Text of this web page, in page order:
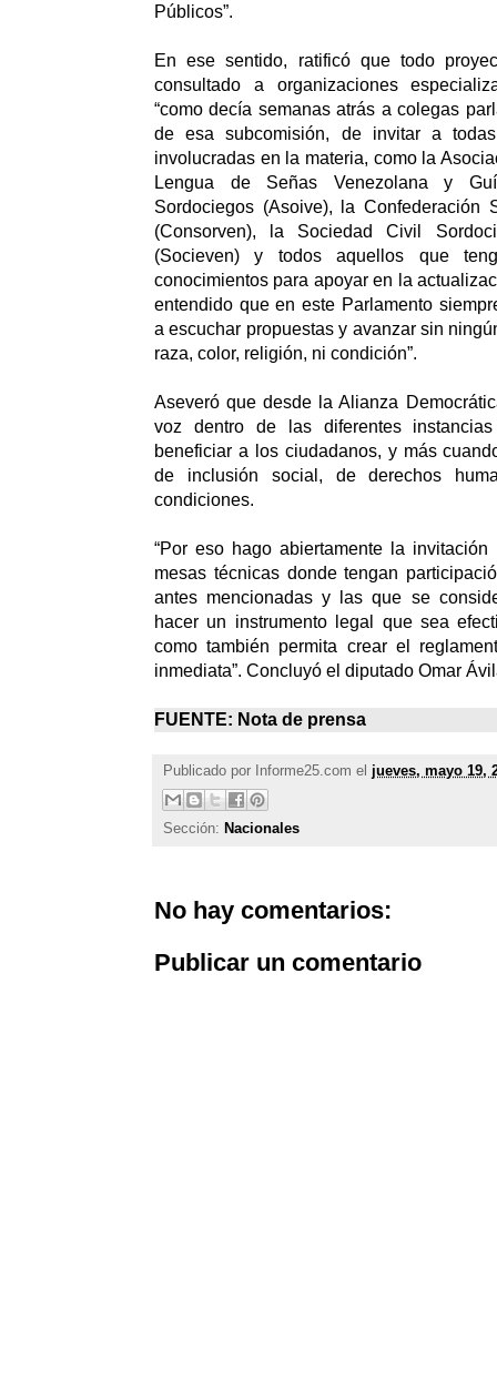
Públicos”.
En ese sentido, ratificó que todo
consultado a organizaciones
“como decía semanas atrás a colegas
de esa subcomisión, de invitar a
involucradas en la materia, como la
Lengua de Señas Venezolana y
Sordociegos (Asoive), la Confederación
(Consorven), la Sociedad Civil
(Socieven) y todos aquellos que
conocimientos para apoyar en la
entendido que en este Parlamento
a escuchar propuestas y avanzar sin
raza, color, religión, ni condición”.
Aseveró que desde la Alianza
voz dentro de las diferentes
beneficiar a los ciudadanos, y más
de inclusión social, de derechos
condiciones.
“Por eso hago abiertamente la
mesas técnicas donde tengan
antes mencionadas y las que se
hacer un instrumento legal que sea
como también permita crear el
inmediata”. Concluyó el diputado Omar
FUENTE: Nota de prensa
Publicado por Informe25.com el jueves, mayo 19,
Sección: Nacionales
No hay comentarios:
Publicar un comentario